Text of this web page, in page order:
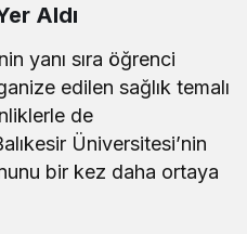
Aldı
yanı sıra öğrenci
edilen sağlık temalı
de
Üniversitesi’nin
bir kez daha ortaya